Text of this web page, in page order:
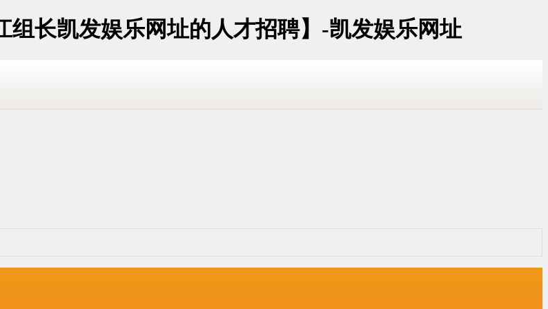
组长凯发娱乐网址的人才招聘】-凯发娱乐网址